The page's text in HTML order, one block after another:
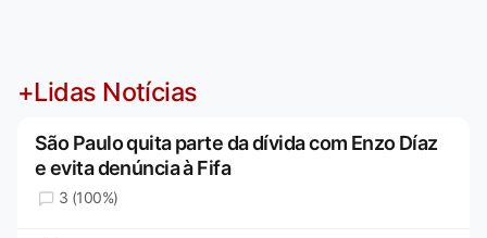
+Lidas Notícias
São Paulo quita parte da dívida com Enzo Díaz
e evita denúncia à Fifa
3 (100%)